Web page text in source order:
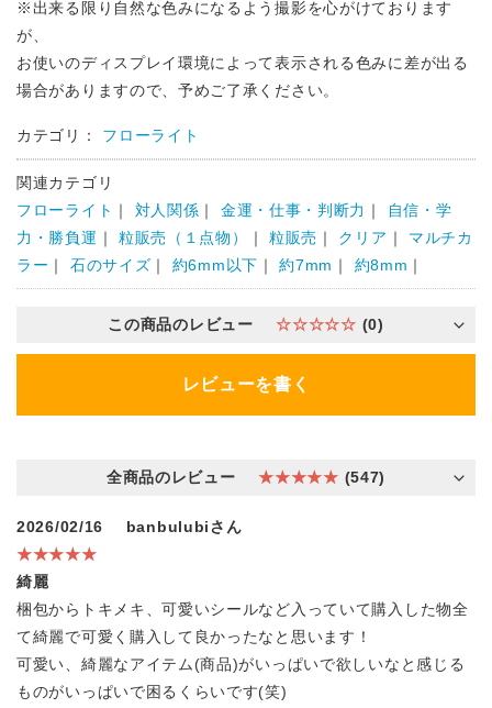
※出来る限り自然な色みになるよう撮影を心がけております
が、
お使いのディスプレイ環境によって表示される色みに差が出る
場合がありますので、予めご了承ください。
カテゴリ： フローライト
関連カテゴリ
フローライト ｜ 対人関係 ｜ 金運・仕事・判断力 ｜
自信・学
力・勝負運 ｜ 粒販売（１点物） ｜ 粒販売 ｜ クリア ｜ マルチカ
ラー ｜ 石のサイズ ｜ 約6mm以下 ｜約7mm ｜ 約8mm ｜
この商品のレビュー ☆☆☆☆☆ (0)
レビューを書く
全商品のレビュー ★★★★★ (547)
2026/02/16
banbulubiさん
★★★★★
綺麗
梱包からトキメキ、可愛いシールなど入っていて購入した物全
て綺麗で可愛く購入して良かったなと思います！
可愛い、綺麗なアイテム(商品)がいっぱいで欲しいなと感じる
ものがいっぱいで困るくらいです(笑)